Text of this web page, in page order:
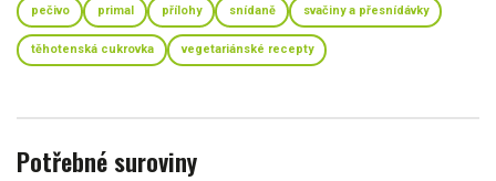
pečivo primal přílohy snídaně svačiny a přesnídávky
těhotenská cukrovka vegetariánské recepty
Potřebné suroviny